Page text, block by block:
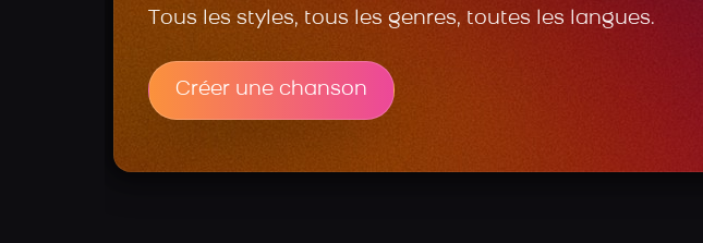
Tous les styles, tous les genres, toutes les langues.
Créer une chanson